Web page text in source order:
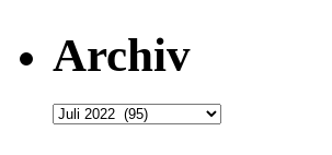
Archiv
Archiv